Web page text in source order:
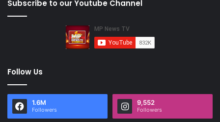
Subscribe to our Youtube Channel
Follow Us
1.6M
Followers
9,552
Followers